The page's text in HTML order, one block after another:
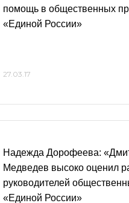
помощь в общественных
«Единой России»
27.03.17
Надежда Дорофеева:
Медведев высоко оценил
руководителей
«Единой России»